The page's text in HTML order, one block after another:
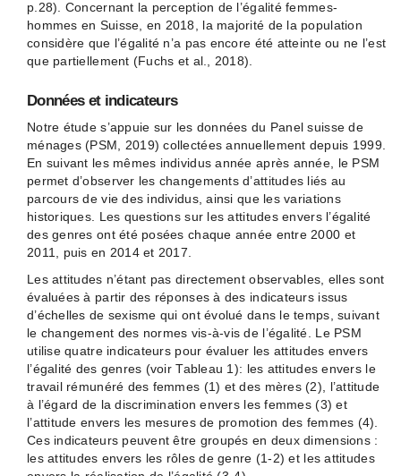
p.28). Concernant la perception de l’égalité femmes-
hommes en Suisse, en 2018, la majorité de la population
considère que l’égalité n’a pas encore été atteinte ou ne l’est
que partiellement (Fuchs et al., 2018).
Données et indicateurs
Notre étude s’appuie sur les données du Panel suisse de
ménages (PSM, 2019) collectées annuellement depuis 1999.
En suivant les mêmes individus année après année, le PSM
permet d’observer les changements d’attitudes liés au
parcours de vie des individus, ainsi que les variations
historiques. Les questions sur les attitudes envers l’égalité
des genres ont été posées chaque année entre 2000 et
2011, puis en 2014 et 2017.
Les attitudes n’étant pas directement observables, elles sont
évaluées à partir des réponses à des indicateurs issus
d’échelles de sexisme qui ont évolué dans le temps, suivant
le changement des normes vis-à-vis de l’égalité. Le PSM
utilise quatre indicateurs pour évaluer les attitudes envers
l’égalité des genres (voir Tableau 1): les attitudes envers le
travail rémunéré des femmes (1) et des mères (2), l’attitude
à l’égard de la discrimination envers les femmes (3) et
l’attitude envers les mesures de promotion des femmes (4).
Ces indicateurs peuvent être groupés en deux dimensions :
les attitudes envers les rôles de genre (1-2) et les attitudes